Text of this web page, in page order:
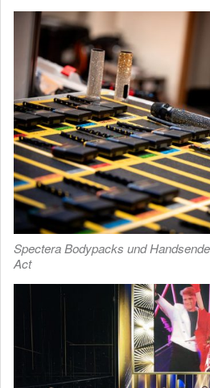
Spectera Bodypacks und
Act